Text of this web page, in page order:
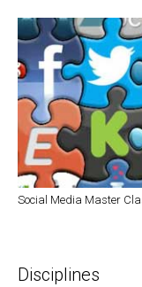
Social Media Master
Disciplines